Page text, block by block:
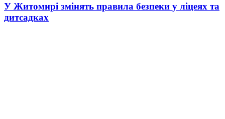
У Житомирі змінять правила безпеки у ліцеях та
дитсадках